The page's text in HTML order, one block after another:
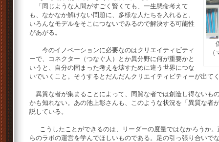
「同じような人間がすごく賢くても、一生懸命考えて
も、なかなか解けない問題に、多様な人たちを入れると、
いろんなモデルをそこにつないでみるので解決する可能性
があがる。
今のイノベーションに必要なのはクリエイティビティ
ーで、コネクター（つなぐ人）とか異分野に何が重要かと
いうと、自分の固まった考えを壊すために違う世界につな
いでいくこと。そうするとだんだんクリエイティビティーが
異質な者が集まることによって、同質な者では創造し得ないも
かも知れない。あの池上彰さんも、このような状況を「異質な者
説している。
こうしたことができるのは、リーダーの度量ではなかろうか
らのラボの運営を学んでほしいものである。足の引っ張り合いで